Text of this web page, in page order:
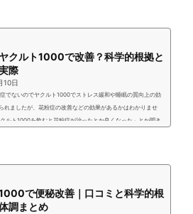
クルト1000で改善？科学的根拠と
際
10日
でないのでヤクルト1000でストレス緩和や睡眠の質向上の効
れましたが、花粉症の改善などの効果があるかはわかりませ
ルト1000を飲むと花粉症が治ったとか良くなった」とか聞き
口コミの他に乳酸菌が花粉症軽減...
で便秘改善｜口コミと科学的根
調まとめ